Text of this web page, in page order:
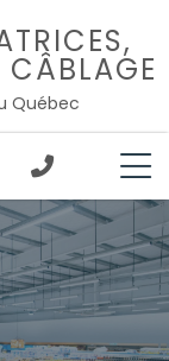
CÂBLAGE
Québec